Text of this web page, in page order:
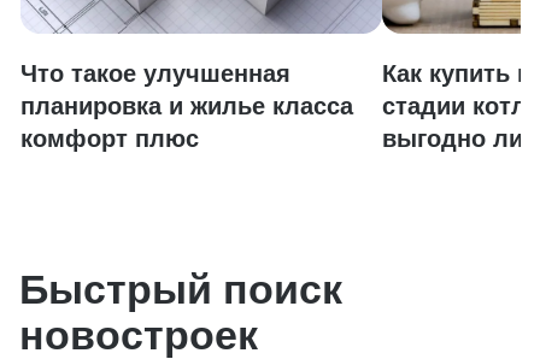
Что такое улучшенная
планировка и жилье класса
комфорт плюс
Как купить
стадии
выгодно ли
Быстрый поиск
новостроек